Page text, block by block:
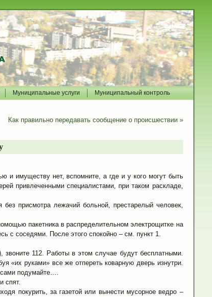
Муниципальные услуги Муниципальный контроль
Как правильно передавать сообщение о происшествии»
и имуществу нет, вспомните, а где и у кого могут быть
привлеченными специалистами, при таком раскладе,
присмотра лежачий больной, престарелый человек,
пакетника в распределительном электрощитке на
с соседями. После этого спокойно – см. пункт 1.
112. Работы в этом случае будут бесплатными.
«их руками» все же отпереть коварную дверь изнутри.
сами подумайте….
спят.
покурить, за газетой или вынести мусорное ведро –